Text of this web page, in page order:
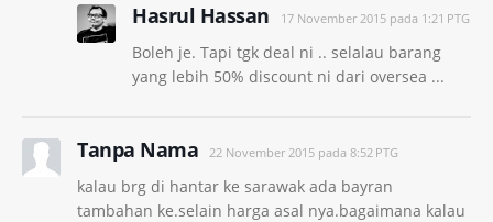
Hasrul Hassan 17 November 2015 pada 1:21 PTG
Boleh je. Tapi tgk deal ni .. selalau barang
yang lebih 50% discount ni dari oversea ...
Tanpa Nama 22 November 2015 pada 8:52 PTG
kalau brg di hantar ke sarawak ada bayran
tambahan ke.selain harga asal nya.bagaimana kalau